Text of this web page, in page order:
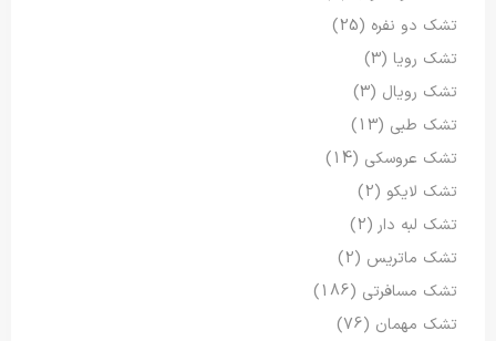
تشک دو نفره (25)
تشک رویا (3)
تشک رویال (3)
تشک طبی (13)
تشک عروسکی (14)
تشک لایکو (2)
تشک لبه دار (2)
تشک ماتریس (2)
تشک مسافرتی (186)
تشک مهمان (76)